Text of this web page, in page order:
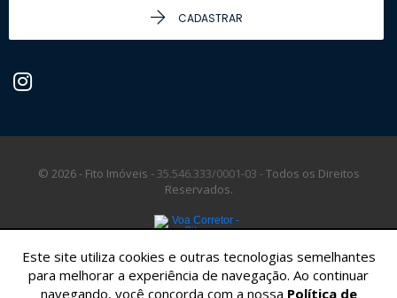
CADASTRAR
© 2026 - Fito Imóveis - 35.546.333/0001-03 -Todos os Direitos
Reservados.
Este site utiliza cookies e outras tecnologias semelhantes
para melhorar a experiência de navegação. Ao continuar
navegando, você concorda com a nossa Política de